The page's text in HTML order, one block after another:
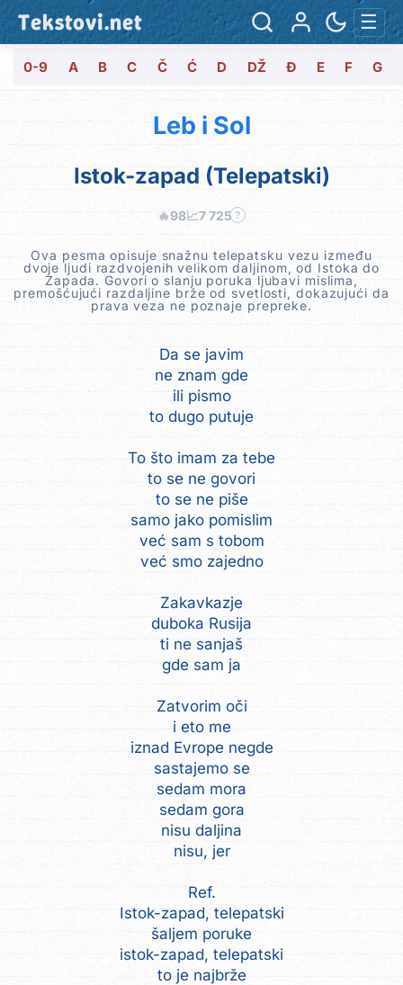
Tekstovi.net ☰
0-9 A B C Č Ć D DŽ Đ E F G
Leb i Sol
Istok-zapad (Telepatski)
🔥98📈7 725 ?
Ova pesma opisuje snažnu telepatsku vezu između
dvoje ljudi razdvojenih velikom daljinom, od Istoka do
Zapada. Govori o slanju poruka ljubavi mislima,
premošćujući razdaljine brže od svetlosti, dokazujući da
prava veza ne poznaje prepreke.
Da se javim
ne znam gde
ili pismo
to dugo putuje
To što imam za tebe
to se ne govori
to se ne piše
samo jako pomislim
već sam s tobom
već smo zajedno
Zakavkazje
duboka Rusija
ti ne sanjaš
gde sam ja
Zatvorim oči
i eto me
iznad Evrope negde
sastajemo se
sedam mora
sedam gora
nisu daljina
nisu, jer
Ref.
Istok-zapad, telepatski
šaljem poruke
istok-zapad, telepatski
to je najbrže